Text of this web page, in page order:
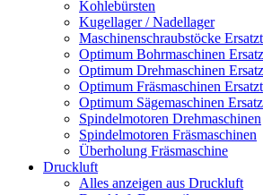
Kohlebürsten
Kugellager / Nadellager
Maschinenschraubstöcke
Optimum Bohrmaschinen
Optimum Drehmaschinen
Optimum Fräsmaschinen
Optimum Sägemaschinen
Spindelmotoren Drehmaschinen
Spindelmotoren Fräsmaschinen
Überholung Fräsmaschine
Druckluft
Alles anzeigen aus Druckluft